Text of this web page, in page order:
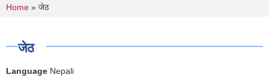
You are here
Home » जेठ
जेठ
Language Nepali